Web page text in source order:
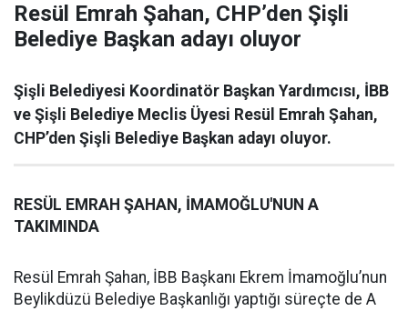
Resül Emrah Şahan, CHP’den Şişli
Belediye Başkan adayı oluyor
Şişli Belediyesi Koordinatör Başkan Yardımcısı, İBB
ve Şişli Belediye Meclis Üyesi Resül Emrah Şahan,
CHP’den Şişli Belediye Başkan adayı oluyor.
RESÜL EMRAH ŞAHAN, İMAMOĞLU'NUN A
TAKIMINDA
Resül Emrah Şahan, İBB Başkanı Ekrem İmamoğlu’nun
Beylikdüzü Belediye Başkanlığı yaptığı süreçte de A